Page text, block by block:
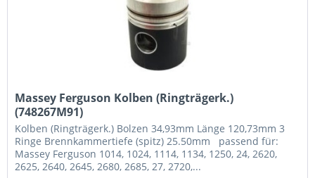
Massey Ferguson Kolben (Ringträgerk.)
(748267M91)
Kolben (Ringträgerk.) Bolzen 34,93mm Länge 120,73mm 3
Ringe Brennkammertiefe (spitz) 25.50mm passend für:
Massey Ferguson 1014, 1024, 1114, 1134, 1250, 24, 2620,
2625, 2640, 2645, 2680, 2685, 27, 2720,...